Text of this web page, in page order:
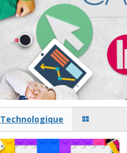
Technologique